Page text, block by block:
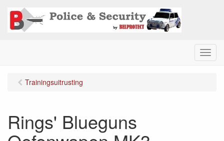
M
e
Trainingsuitrusting
Rings' Blueguns